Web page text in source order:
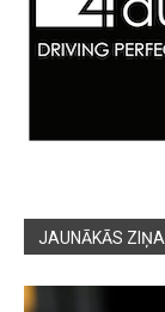
JAUNĀKĀS